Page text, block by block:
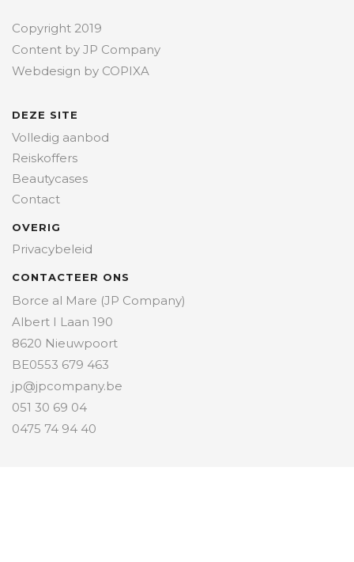
Copyright 2019
Content by JP Company
Webdesign by COPIXA
DEZE SITE
Volledig aanbod
Reiskoffers
Beautycases
Contact
OVERIG
Privacybeleid
CONTACTEER ONS
Borce al Mare (JP Company)
Albert I Laan 190
8620 Nieuwpoort
BE0553 679 463
jp@jpcompany.be
051 30 69 04
0475 74 94 40